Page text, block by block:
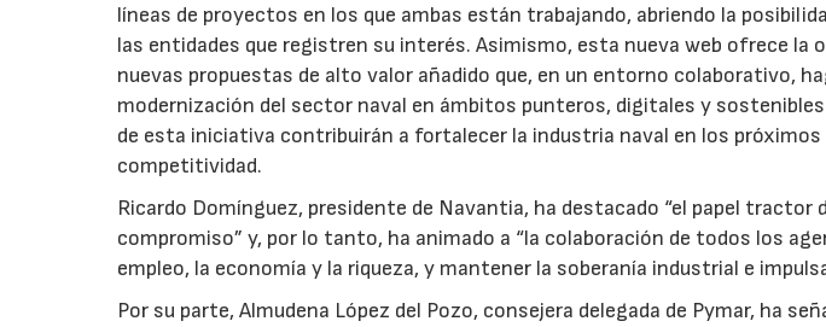
líneas de proyectos en los que ambas están trabajando, abriendo la
las entidades que registren su interés. Asimismo, esta nueva web ofrece la
nuevas propuestas de alto valor añadido que, en un entorno colaborativo,
modernización del sector naval en ámbitos punteros, digitales y
de esta iniciativa contribuirán a fortalecer la industria naval en los
competitividad.
Ricardo Domínguez, presidente de Navantia, ha destacado “el papel tractor
compromiso” y, por lo tanto, ha animado a “la colaboración de todos los
empleo, la economía y la riqueza, y mantener la soberanía industrial e
Por su parte, Almudena López del Pozo, consejera delegada de Pymar, ha
15/07/2026